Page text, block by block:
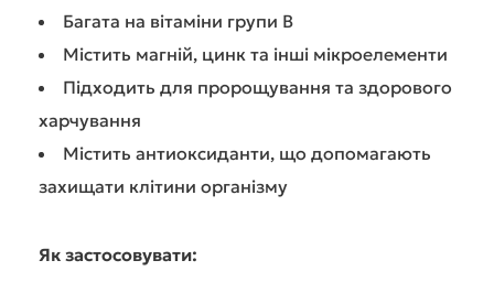
Багата на вітаміни групи B
Містить магній, цинк та інші мікроелементи
Підходить для пророщування та здорового
харчування
Містить антиоксиданти, що допомагають
захищати клітини організму
Як застосовувати: